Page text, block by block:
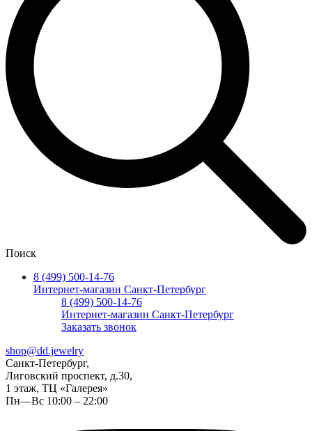
Поиск
8 (499) 500-14-76
Интернет-магазин Санкт-Петербург
8 (499) 500-14-76
Интернет-магазин Санкт-Петербург
Заказать звонок
shop@dd.jewelry
Санкт-Петербург,
Лиговский проспект, д.30,
1 этаж, ТЦ «Галерея»
Пн—Вс 10:00 – 22:00